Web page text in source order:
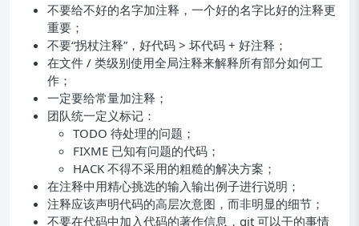
不要给不好的名字加注释，一个好的名字比好的注释更
重要；
不要“拐杖注释”，好代码 > 坏代码 + 好注释；
在文件 / 类级别使用全局注释来解释所有部分如何工
作；
一定要给常量加注释；
团队统一定义标记：
TODO 待处理的问题；
FIXME 已知有问题的代码；
HACK 不得不采用的粗糙的解决方案；
在注释中用精心挑选的输入输出例子进行说明；
注释应该声明代码的高层次意图，而非明显的细节；
不要在代码中加入代码的著作信息，git 可以干的事情